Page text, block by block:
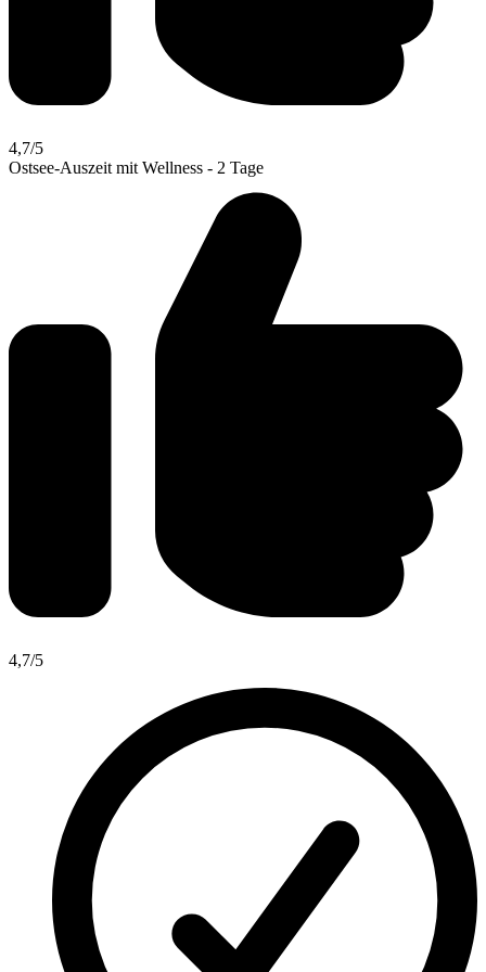
4,7/5
Ostsee-Auszeit mit Wellness - 2 Tage
4,7/5